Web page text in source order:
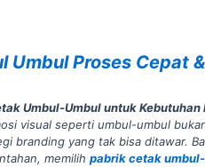
Umbul Proses Cepat
Umbul-Umbul untuk Kebutuhan
visual seperti umbul-umbul
branding yang tak bisa ditawar.
memilih pabrik cetak